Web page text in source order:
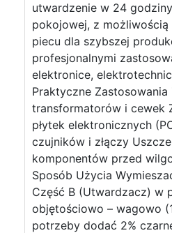
utwardzenie w 24
pokojowej, z
piecu dla szybszej
profesjonalnymi
elektronice,
Praktyczne Zastosowania
transformatorów i cewek
płytek elektronicznych
czujników i złączy
komponentów przed
Sposób Użycia
Część B (Utwardzacz) w
objętościowo – wagowo
potrzeby dodać 2%